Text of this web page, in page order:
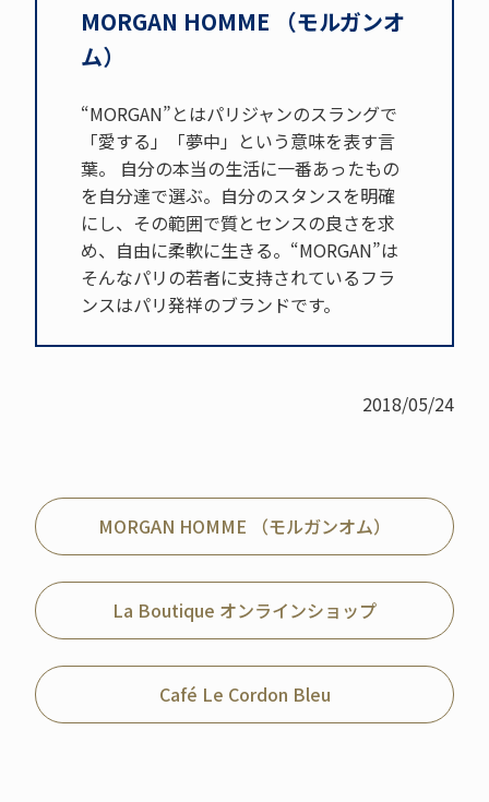
MORGAN HOMME （モルガンオ
ム）
“MORGAN”とはパリジャンのスラングで
「愛する」「夢中」という意味を表す言
葉。 自分の本当の生活に一番あったもの
を自分達で選ぶ。自分のスタンスを明確
にし、その範囲で質とセンスの良さを求
め、自由に柔軟に生きる。“MORGAN”は
そんなパリの若者に支持されているフラ
ンスはパリ発祥のブランドです。
2018/05/24
MORGAN HOMME （モルガンオム）
La Boutique オンラインショップ
Café Le Cordon Bleu